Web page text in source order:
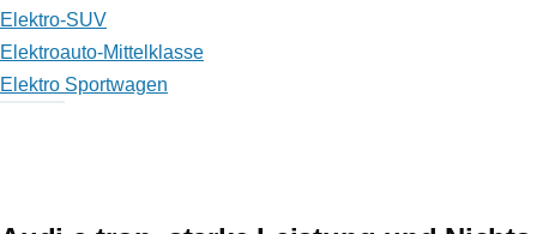
Elektro-SUV
Elektroauto-Mittelklasse
Elektro Sportwagen